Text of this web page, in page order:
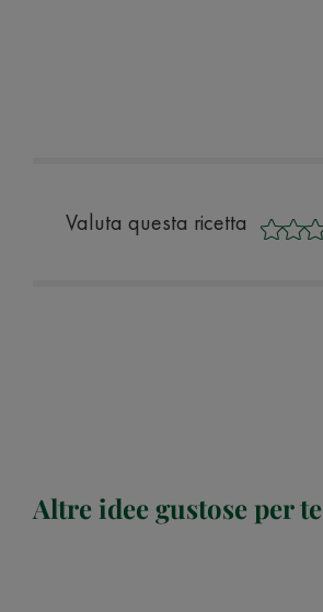
Valuta questa ricetta
Altre idee gustose per te